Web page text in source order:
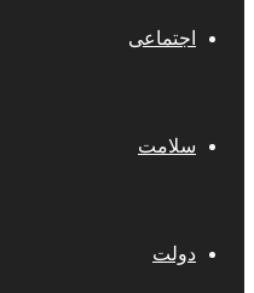
اجتماعی
سلامت
دولت